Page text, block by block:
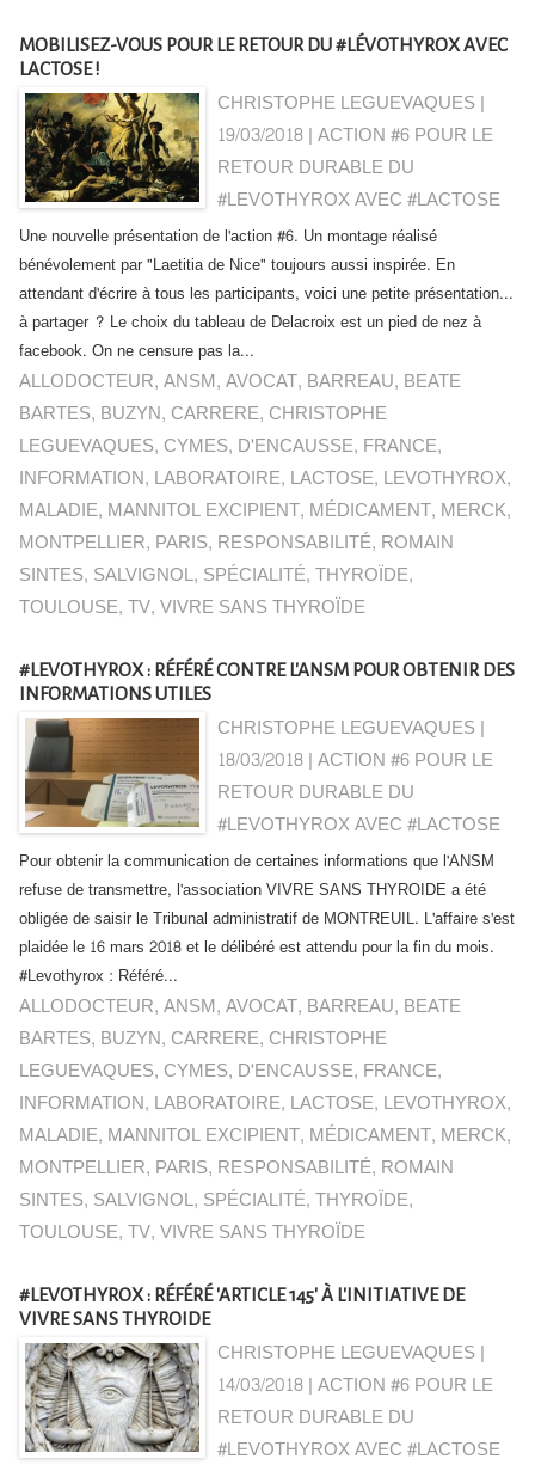
MOBILISEZ-VOUS POUR LE RETOUR DU #LÉVOTHYROX AVEC
LACTOSE !
CHRISTOPHE LEGUEVAQUES |
19/03/2018|ACTION #6 POUR LE
RETOUR DURABLE DU
#LEVOTHYROX AVEC #LACTOSE
Une nouvelle présentation de l'action #6. Un montage réalisé
bénévolement par "Laetitia de Nice" toujours aussi inspirée. En
attendant d'écrire à tous les participants, voici une petite présentation...
à partager ? Le choix du tableau de Delacroix est un pied de nez à
facebook. On ne censure pas la...
ALLODOCTEUR,ANSM,AVOCAT, BARREAU, BEATE
BARTES, BUZYN, CARRERE, CHRISTOPHE
LEGUEVAQUES, CYMES, D'ENCAUSSE, FRANCE,
INFORMATION, LABORATOIRE, LACTOSE, LEVOTHYROX,
MALADIE, MANNITOL EXCIPIENT, MÉDICAMENT, MERCK,
MONTPELLIER, PARIS, RESPONSABILITÉ, ROMAIN
SINTES, SALVIGNOL, SPÉCIALITÉ,THYROÏDE,
TOULOUSE,TV,VIVRE SANS THYROÏDE
#LEVOTHYROX : RÉFÉRÉ CONTRE L'ANSM POUR OBTENIR DES
INFORMATIONS UTILES
CHRISTOPHE LEGUEVAQUES |
18/03/2018|ACTION #6 POUR LE
RETOUR DURABLE DU
#LEVOTHYROX AVEC #LACTOSE
Pour obtenir la communication de certaines informations que l'ANSM
refuse de transmettre, l'association VIVRE SANS THYROIDE a été
obligée de saisir le Tribunal administratif de MONTREUIL. L'affaire s'est
plaidée le 16 mars 2018 et le délibéré est attendu pour la fin du mois.
#Levothyrox : Référé...
ALLODOCTEUR,ANSM,AVOCAT, BARREAU, BEATE
BARTES, BUZYN, CARRERE, CHRISTOPHE
LEGUEVAQUES, CYMES, D'ENCAUSSE, FRANCE,
INFORMATION, LABORATOIRE, LACTOSE, LEVOTHYROX,
MALADIE, MANNITOL EXCIPIENT, MÉDICAMENT, MERCK,
MONTPELLIER, PARIS, RESPONSABILITÉ, ROMAIN
SINTES, SALVIGNOL, SPÉCIALITÉ,THYROÏDE,
TOULOUSE,TV,VIVRE SANS THYROÏDE
#LEVOTHYROX : RÉFÉRÉ 'ARTICLE 145' À L'INITIATIVE DE
VIVRE SANS THYROIDE
CHRISTOPHE LEGUEVAQUES |
14/03/2018|ACTION #6 POUR LE
RETOUR DURABLE DU
#LEVOTHYROX AVEC #LACTOSE